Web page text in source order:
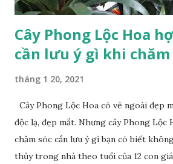
Cây Phong Lộc Hoa
cần lưu ý gì khi chăm
tháng 1 20, 2021
Cây Phong Lộc Hoa có vẻ ngoài đẹp
độc lạ, đẹp mắt. Nhưng cây Phong
chăm sóc cần lưu ý gì bạn có biết
thủy trong nhà theo tuổi của 12 con